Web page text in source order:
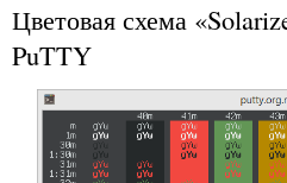
Цветовая схема
PuTTY